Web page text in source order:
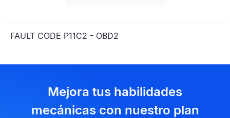
FAULT CODE P11C2 - OBD2
Mejora tus habilidades
mecánicas con nuestro plan